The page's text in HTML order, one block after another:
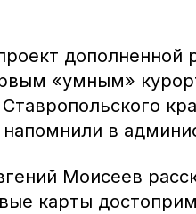
дополненной
«умным»
в
Моисеев
карты